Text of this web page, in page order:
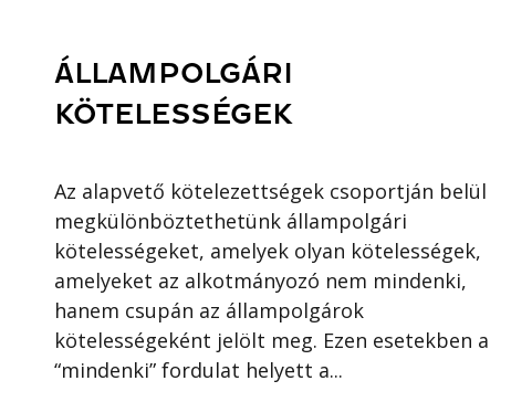
ÁLLAMPOLGÁRI
KÖTELESSÉGEK
Az alapvető kötelezettségek csoportján belül
megkülönböztethetünk állampolgári
kötelességeket, amelyek olyan kötelességek,
amelyeket az alkotmányozó nem mindenki,
hanem csupán az állampolgárok
kötelességeként jelölt meg. Ezen esetekben a
“mindenki” fordulat helyett a...